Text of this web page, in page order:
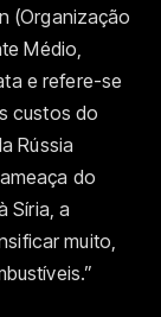
(Organização
Médio,
e refere-se
custos do
Rússia
do
Síria, a
muito,